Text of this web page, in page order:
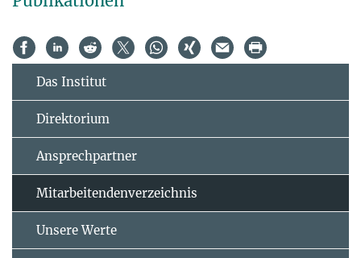
Das Institut
Direktorium
Ansprechpartner
Mitarbeitendenverzeichnis
Unsere Werte